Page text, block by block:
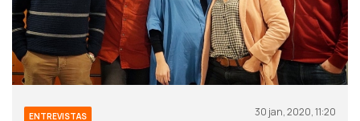
ENTREVISTAS 30 jan, 2020, 11:20